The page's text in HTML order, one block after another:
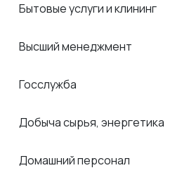
Бытовые услуги и клининг
Высший менеджмент
Госслужба
Добыча сырья, энергетика
Домашний персонал